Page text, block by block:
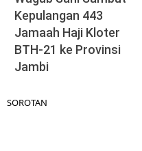
Kepulangan 443
Jamaah Haji Kloter
BTH-21 ke Provinsi
Jambi
SOROTAN